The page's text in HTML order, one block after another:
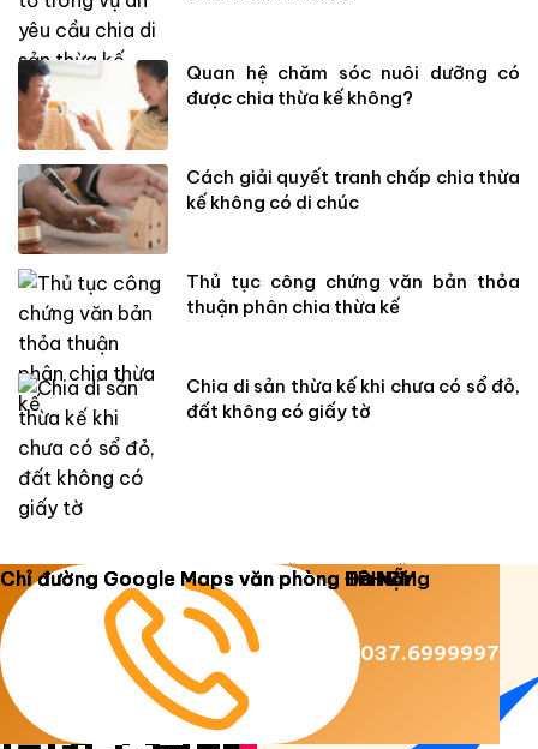
Quan hệ chăm sóc nuôi dưỡng có
được chia thừa kế không?
Cách giải quyết tranh chấp chia thừa
kế không có di chúc
Thủ tục công chứng văn bản thỏa
thuận phân chia thừa kế
Chia di sản thừa kế khi chưa có sổ đỏ,
đất không có giấy tờ
Copyright 2026 © Luật Dương Gia